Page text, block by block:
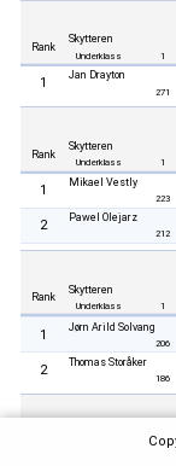
Rank
Skytteren
Underklass 1
1
Jan Drayton
271
Rank
Skytteren
Underklass 1
1
Mikael Vestly
223
2
Pawel Olejarz
212
Rank
Skytteren
Underklass 1
1
Jørn Arild Solvang
206
2
Thomas Storåker
186
1